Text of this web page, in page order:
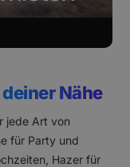
deiner Nähe
jede Art von
für Party und
Hazer für